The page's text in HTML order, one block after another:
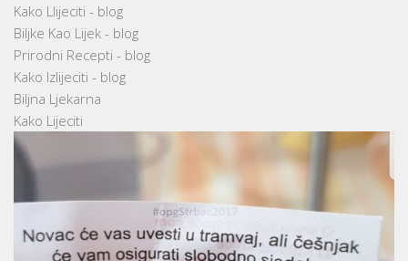
Kako Llijeciti - blog
Biljke Kao Lijek - blog
Prirodni Recepti - blog
Kako Izlijeciti - blog
Biljna Ljekarna
Kako Lijeciti